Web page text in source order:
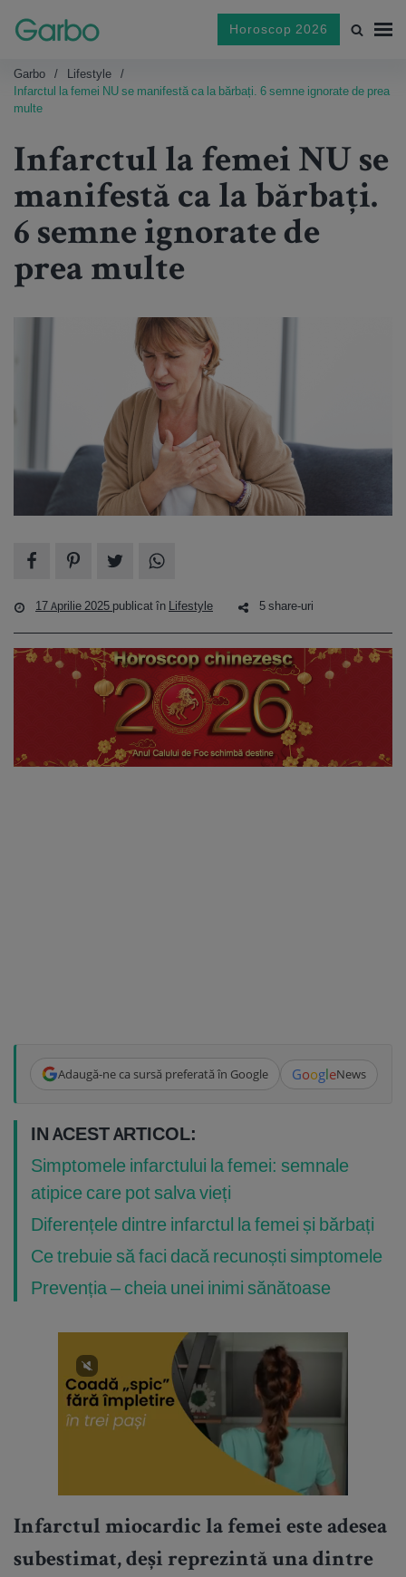
Horoscop 2026
Garbo
Lifestyle
Infarctul la femei NU se manifestă ca la bărbați. 6 semne ignorate de prea
multe
Infarctul la femei NU se
manifestă ca la bărbați.
6 semne ignorate de
prea multe
17 Aprilie 2025 publicat în Lifestyle 5 share-uri
Adaugă-ne ca sursă preferată în Google GoogleNews
IN ACEST ARTICOL:
Simptomele infarctului la femei: semnale
atipice care pot salva vieți
Diferențele dintre infarctul la femei și bărbați
Ce trebuie să faci dacă recunoști simptomele
Prevenția – cheia unei inimi sănătoase
Infarctul miocardic la femei este adesea
subestimat, deși reprezintă una dintre